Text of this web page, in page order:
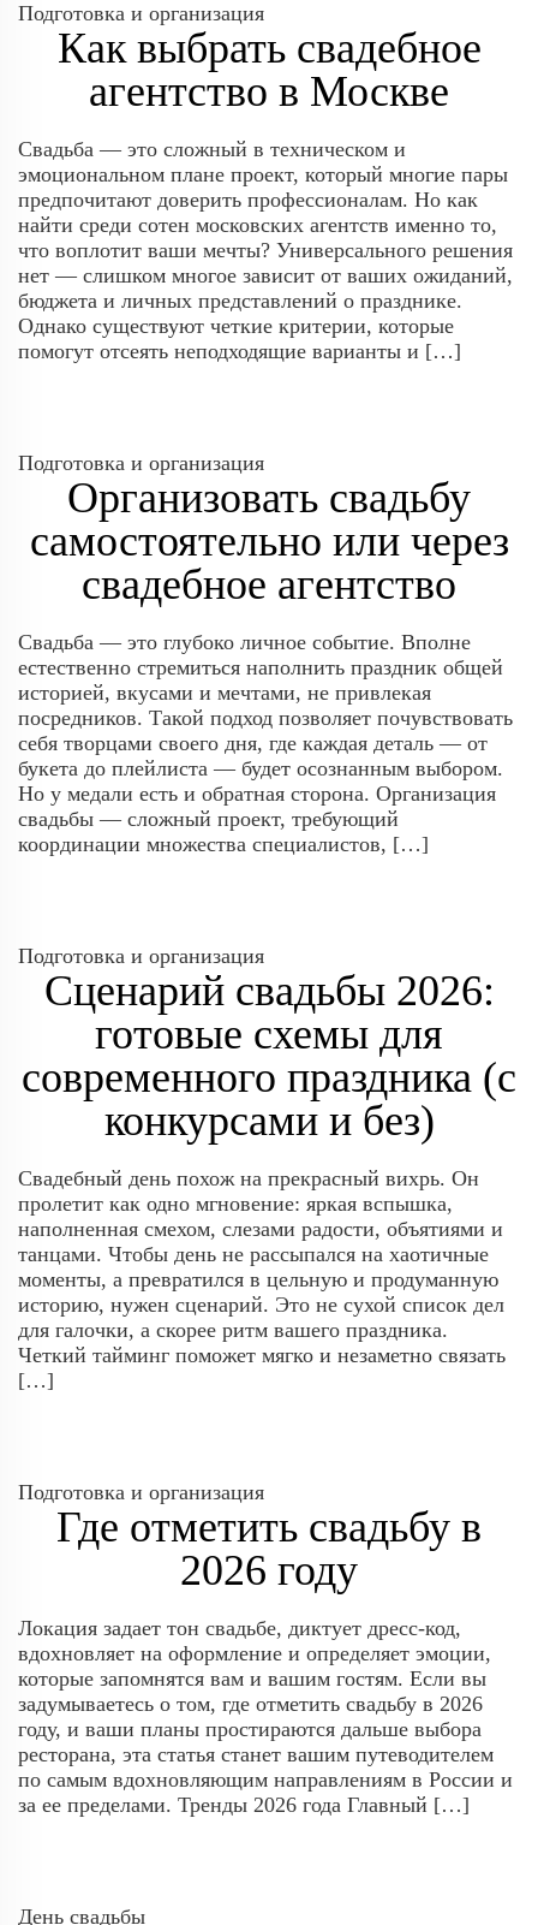
Подготовка и организация
Как выбрать свадебное
агентство в Москве
Свадьба — это сложный в техническом и
эмоциональном плане проект, который многие пары
предпочитают доверить профессионалам. Но как
найти среди сотен московских агентств именно то,
что воплотит ваши мечты? Универсального решения
нет — слишком многое зависит от ваших ожиданий,
бюджета и личных представлений о празднике.
Однако существуют четкие критерии, которые
помогут отсеять неподходящие варианты и […]
Подготовка и организация
Организовать свадьбу
самостоятельно или через
свадебное агентство
Свадьба — это глубоко личное событие. Вполне
естественно стремиться наполнить праздник общей
историей, вкусами и мечтами, не привлекая
посредников. Такой подход позволяет почувствовать
себя творцами своего дня, где каждая деталь — от
букета до плейлиста — будет осознанным выбором.
Но у медали есть и обратная сторона. Организация
свадьбы — сложный проект, требующий
координации множества специалистов, […]
Подготовка и организация
Сценарий свадьбы 2026:
готовые схемы для
современного праздника (с
конкурсами и без)
Свадебный день похож на прекрасный вихрь. Он
пролетит как одно мгновение: яркая вспышка,
наполненная смехом, слезами радости, объятиями и
танцами. Чтобы день не рассыпался на хаотичные
моменты, а превратился в цельную и продуманную
историю, нужен сценарий. Это не сухой список дел
для галочки, а скорее ритм вашего праздника.
Четкий тайминг поможет мягко и незаметно связать
[…]
Подготовка и организация
Где отметить свадьбу в
2026 году
Локация задает тон свадьбе, диктует дресс-код,
вдохновляет на оформление и определяет эмоции,
которые запомнятся вам и вашим гостям. Если вы
задумываетесь о том, где отметить свадьбу в 2026
году, и ваши планы простираются дальше выбора
ресторана, эта статья станет вашим путеводителем
по самым вдохновляющим направлениям в России и
за ее пределами. Тренды 2026 года Главный […]
День свадьбы